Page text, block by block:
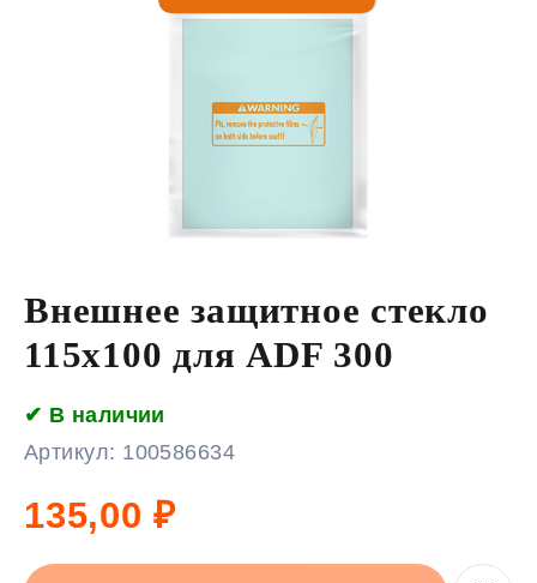
Внешнее защитное стекло
115х100 для ADF 300
✔ В наличии
Артикул: 100586634
135,00 ₽